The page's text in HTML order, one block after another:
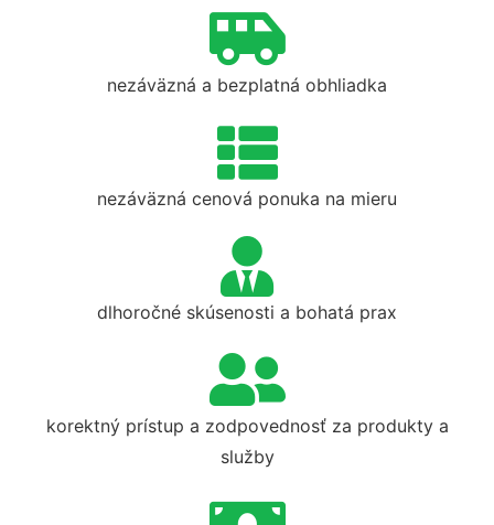
nezáväzná a bezplatná obhliadka
nezáväzná cenová ponuka na mieru
dlhoročné skúsenosti a bohatá prax
korektný prístup a zodpovednosť za produkty a
služby